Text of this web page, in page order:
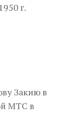
г.
Закию в
МТС в